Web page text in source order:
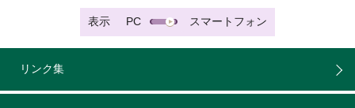
表示 PC スマートフォン
リンク集